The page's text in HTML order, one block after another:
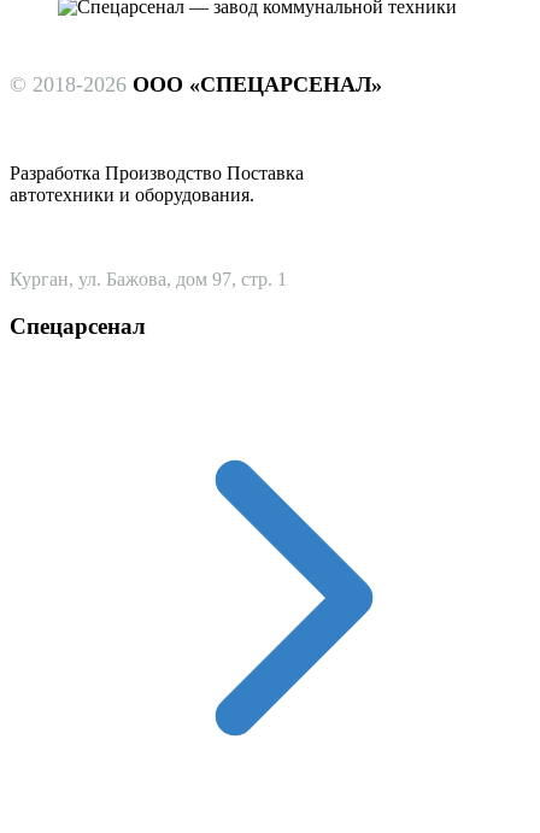
© 2018-2026 ООО «СПЕЦАРСЕНАЛ»
Разработка Производство Поставка
автотехники и оборудования.
Курган, ул. Бажова, дом 97, стр. 1
Спецарсенал